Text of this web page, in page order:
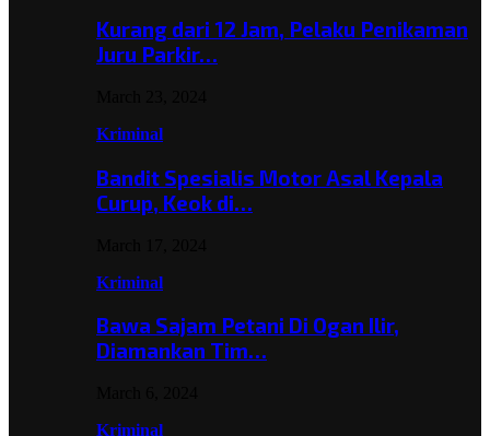
Kurang dari 12 Jam, Pelaku Penikaman
Juru Parkir…
Kriminal
Bandit Spesialis Motor Asal Kepala
Curup, Keok di…
Kriminal
Bawa Sajam Petani Di Ogan Ilir,
Diamankan Tim…
Kriminal